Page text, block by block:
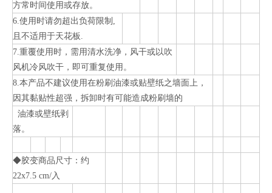
方常时间使用或存放。
6.使用时请勿超出负荷限制,
且不适用于天花板.
7.重覆使用时，需用清水洗净，风干或以吹
风机冷风吹干，即可重复使用。
8.本产品不建议使用在粉刷油漆或贴壁纸之墙面上，
因其黏贴性超强，拆卸时有可能造成粉刷墙的
油漆或壁纸剥
落。
◆胶变商品尺寸：约
22x7.5 cm/入